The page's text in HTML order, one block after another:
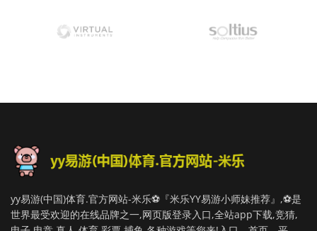
yy易游(中国)体育.官方网站-米乐⚽️『米乐YY易游小师妹推荐』,⚽️是
世界最受欢迎的在线品牌之一,网页版登录入口,全站app下载,竞猜,